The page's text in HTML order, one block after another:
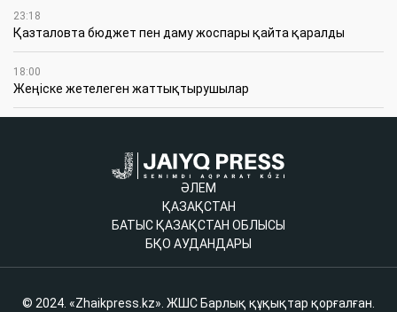
23:18
Қазталовта бюджет пен даму жоспары қайта қаралды
18:00
Жеңіске жетелеген жаттықтырушылар
ӘЛЕМ
ҚАЗАҚСТАН
БАТЫС ҚАЗАҚСТАН ОБЛЫСЫ
БҚО АУДАНДАРЫ
© 2024. «Zhaikpress.kz». ЖШС Барлық құқықтар қорғалған.